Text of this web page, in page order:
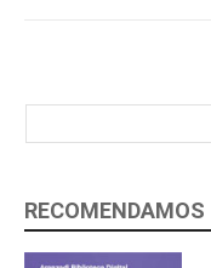
RECOMENDAMOS